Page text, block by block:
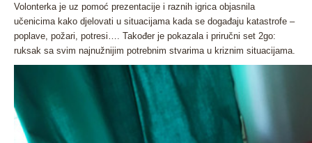
Volonterka je uz pomoć prezentacije i raznih igrica objasnila
učenicima kako djelovati u situacijama kada se događaju katastrofe –
poplave, požari, potresi…. Također je pokazala i priručni set 2go:
ruksak sa svim najnužnijim potrebnim stvarima u kriznim situacijama.